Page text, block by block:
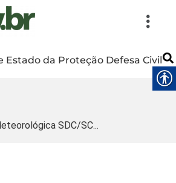
Estado da Proteção Defesa Civil
SDC/SC...